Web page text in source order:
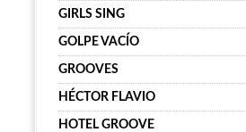
GIRLS SING
GOLPE VACÍO
GROOVES
HÉCTOR FLAVIO
HOTEL GROOVE